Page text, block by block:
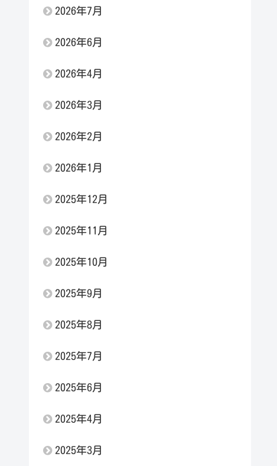
2026年7月
2026年6月
2026年4月
2026年3月
2026年2月
2026年1月
2025年12月
2025年11月
2025年10月
2025年9月
2025年8月
2025年7月
2025年6月
2025年4月
2025年3月